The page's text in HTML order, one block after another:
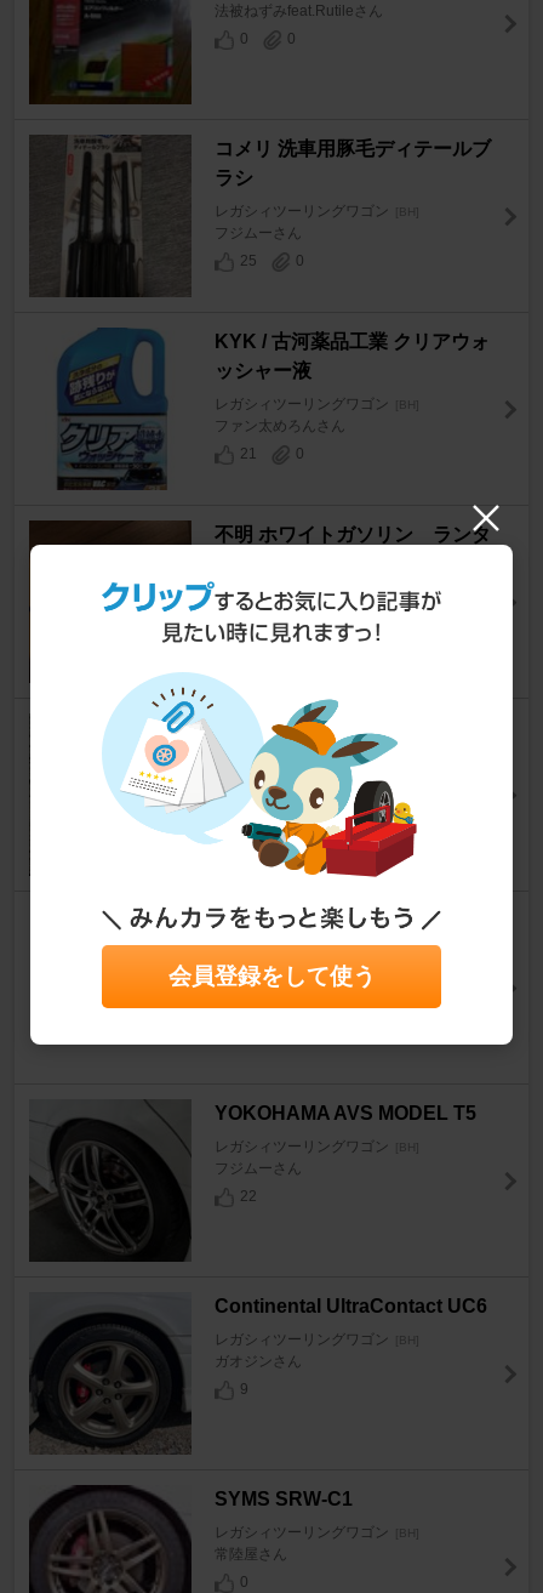
法被ねずみfeat.Rutileさん
0
0
コメリ 洗車用豚毛ディテールブ
ラシ
レガシィツーリングワゴン
フジムーさん
25
0
KYK / 古河薬品工業 クリアウォ
ッシャー液
レガシィツーリングワゴン
ファン太めろんさん
21
0
不明 ホワイトガソリン ランタ
レガシィツーリングワゴン [BH]
レガ@BH5さん
14
0
テクノ・ソテック ヘッドライト
クリーナー＆コートセット
レガシィツーリングワゴン
fパパさん
13
0
ｃａｒｒｏｚｚｅｒｉａ ＡＶＩ
Ｃ－Ｈ９９
レガシィツーリングワゴン
てつおざさん
YOKOHAMA AVS MODEL T5
レガシィツーリングワゴン
フジムーさん
22
Continental UltraContact UC6
レガシィツーリングワゴン
ガオジンさん
9
SYMS SRW-C1
レガシィツーリングワゴン
常陸屋さん
0
会員登録をして使う